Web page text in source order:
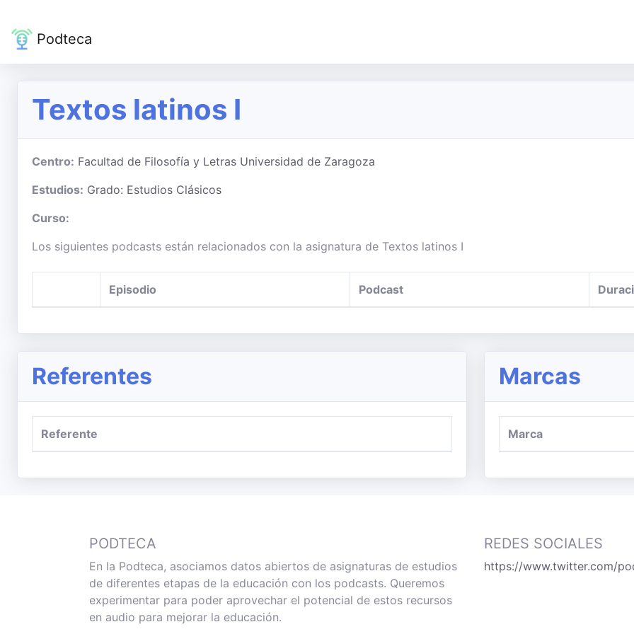
Podteca
Textos latinos I
Centro: Facultad de Filosofía y Letras Universidad de Zaragoza
Estudios: Grado: Estudios Clásicos
Curso:
Los siguientes podcasts están relacionados con la asignatura de Textos latinos I
Episodio Podcast
Referentes
Referente
Marcas
Marca
PODTECA
En la Podteca, asociamos datos abiertos de asignaturas de estudios
de diferentes etapas de la educación con los podcasts. Queremos
experimentar para poder aprovechar el potencial de estos recursos
en audio para mejorar la educación.
REDES SOCIALES
https://www.twitter.com/